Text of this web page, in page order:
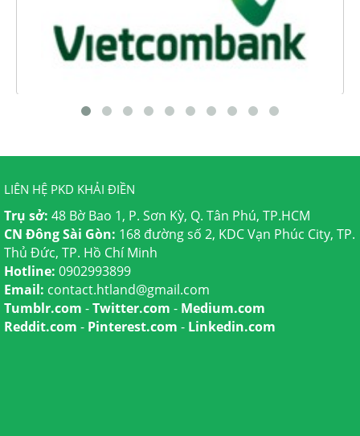
LIÊN HỆ PKD KHẢI ĐIỀN
Trụ sở: 48 Bờ Bao 1, P. Sơn Kỳ, Q. Tân Phú, TP.HCM
CN Đông Sài Gòn: 168 đường số 2, KDC Vạn Phúc City, TP.
Thủ Đức, TP. Hồ Chí Minh
Hotline: 0902993899
Email: contact.htland@gmail.com
Tumblr.com -Twitter.com - Medium.com
Reddit.com - Pinterest.com - Linkedin.com